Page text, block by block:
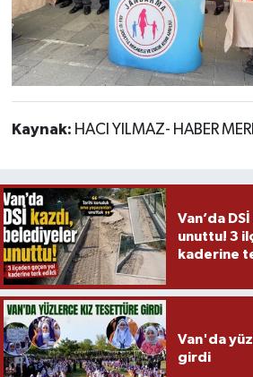
Kaynak: HACI YILMAZ- HABER
Van’da
unuttu! 3
kaderine
Van'da
girdi